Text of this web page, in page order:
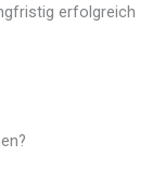
erfolgreich